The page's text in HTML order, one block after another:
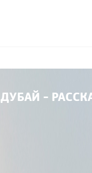
ДУБАЙ -